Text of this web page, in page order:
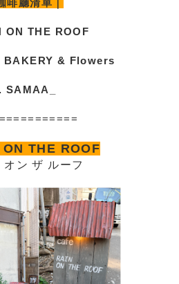
ON THE ROOF
BAKERY & Flowers
SAMAA_
THE ROOF
オン ザ ルーフ